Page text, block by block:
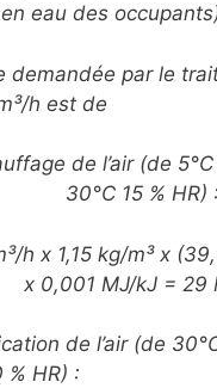
eau des
demandée par le
h est de
de l’air (de
30°C 15 % HR) :
h x 1,15 kg/m³ x
x 0,001 MJ/kJ = 29
de l’air (de
% HR) :